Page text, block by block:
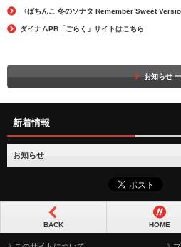
〈ぱちんこ 冬のソナタ Remember Sweet
ダイナムPB「ごらく」サイトはこちら
お知らせ
新着情報
お知らせ
BACK HOME